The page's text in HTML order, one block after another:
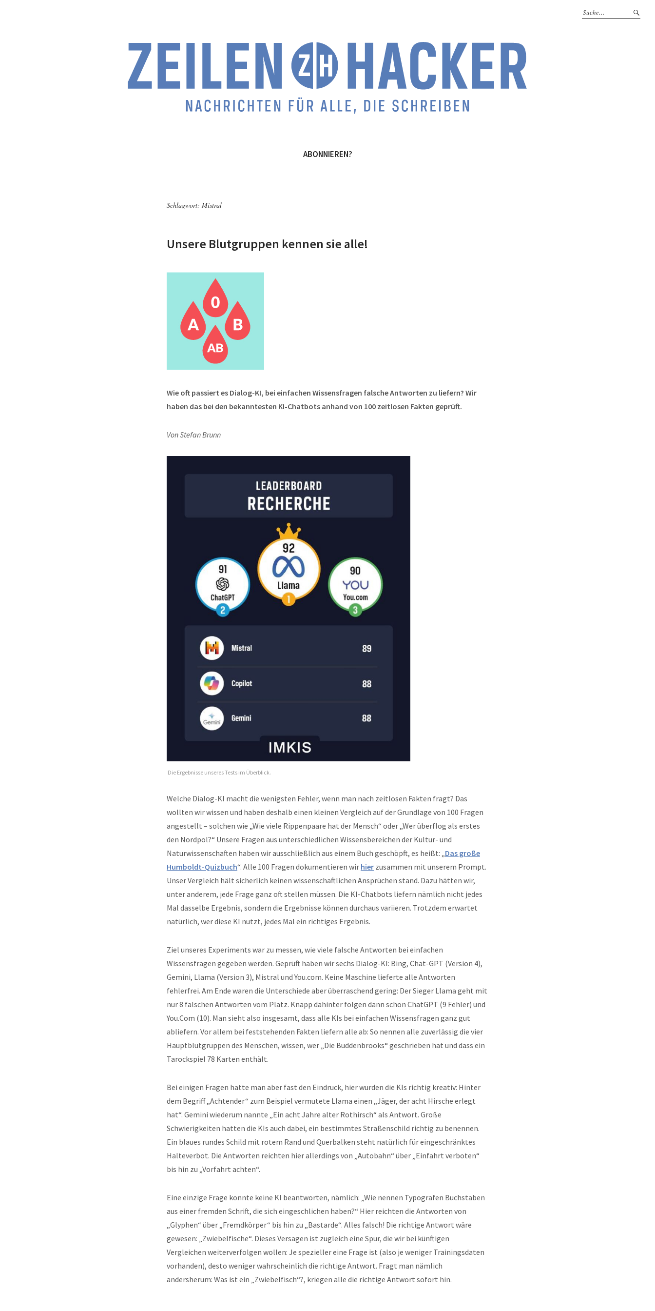
ABONNIEREN?
Schlagwort: Mistral
Unsere Blutgruppen kennen sie alle!
Wie oft passiert es Dialog-KI, bei einfachen Wissensfragen falsche Antworten zu liefern? Wir
haben das bei den bekanntesten KI-Chatbots anhand von 100 zeitlosen Fakten geprüft.
Von Stefan Brunn
Die Ergebnisse unseres Tests im Überblick.
Welche Dialog-KI macht die wenigsten Fehler, wenn man nach zeitlosen Fakten fragt? Das
wollten wir wissen und haben deshalb einen kleinen Vergleich auf der Grundlage von 100 Fragen
angestellt – solchen wie „Wie viele Rippenpaare hat der Mensch“ oder „Wer überflog als erstes
den Nordpol?“ Unsere Fragen aus unterschiedlichen Wissensbereichen der Kultur- und
Naturwissenschaften haben wir ausschließlich aus einem Buch geschöpft, es heißt: „ Das große
Humboldt-Quizbuch“. Alle 100 Fragen dokumentieren wir hier zusammen mit unserem Prompt.
Unser Vergleich hält sicherlich keinen wissenschaftlichen Ansprüchen stand. Dazu hätten wir,
unter anderem, jede Frage ganz oft stellen müssen. Die KI-Chatbots liefern nämlich nicht jedes
Mal dasselbe Ergebnis, sondern die Ergebnisse können durchaus variieren. Trotzdem erwartet
natürlich, wer diese KI nutzt, jedes Mal ein richtiges Ergebnis.
Ziel unseres Experiments war zu messen, wie viele falsche Antworten bei einfachen
Wissensfragen gegeben werden. Geprüft haben wir sechs Dialog-KI: Bing, Chat-GPT (Version 4),
Gemini, Llama (Version 3), Mistral und You.com. Keine Maschine lieferte alle Antworten
fehlerfrei. Am Ende waren die Unterschiede aber überraschend gering: Der Sieger Llama geht mit
nur 8 falschen Antworten vom Platz. Knapp dahinter folgen dann schon ChatGPT (9 Fehler) und
You.Com (10). Man sieht also insgesamt, dass alle KIs bei einfachen Wissensfragen ganz gut
abliefern. Vor allem bei feststehenden Fakten liefern alle ab: So nennen alle zuverlässig die vier
Hauptblutgruppen des Menschen, wissen, wer „Die Buddenbrooks“ geschrieben hat und dass ein
Tarockspiel 78 Karten enthält.
Bei einigen Fragen hatte man aber fast den Eindruck, hier wurden die KIs richtig kreativ: Hinter
dem Begriff „Achtender“ zum Beispiel vermutete Llama einen „Jäger, der acht Hirsche erlegt
hat“. Gemini wiederum nannte „Ein acht Jahre alter Rothirsch“ als Antwort. Große
Schwierigkeiten hatten die KIs auch dabei, ein bestimmtes Straßenschild richtig zu benennen.
Ein blaues rundes Schild mit rotem Rand und Querbalken steht natürlich für eingeschränktes
Halteverbot. Die Antworten reichten hier allerdings von „Autobahn“ über „Einfahrt verboten“
bis hin zu „Vorfahrt achten“.
Eine einzige Frage konnte keine KI beantworten, nämlich: „Wie nennen Typografen Buchstaben
aus einer fremden Schrift, die sich eingeschlichen haben?“ Hier reichten die Antworten von
„Glyphen“ über „Fremdkörper“ bis hin zu „Bastarde“. Alles falsch! Die richtige Antwort wäre
gewesen: „Zwiebelfische“. Dieses Versagen ist zugleich eine Spur, die wir bei künftigen
Vergleichen weiterverfolgen wollen: Je spezieller eine Frage ist (also je weniger Trainingsdaten
vorhanden), desto weniger wahrscheinlich die richtige Antwort. Fragt man nämlich
andersherum: Was ist ein „Zwiebelfisch“?, kriegen alle die richtige Antwort sofort hin.